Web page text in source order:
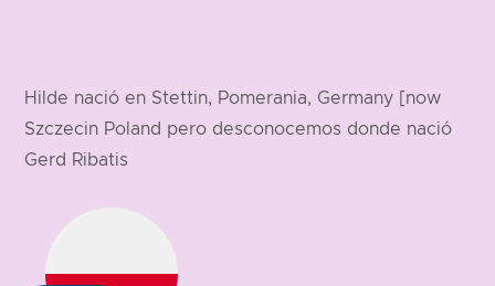
Hilde nació en Stettin, Pomerania, Germany [now
Szczecin Poland pero desconocemos donde nació
Gerd Ribatis